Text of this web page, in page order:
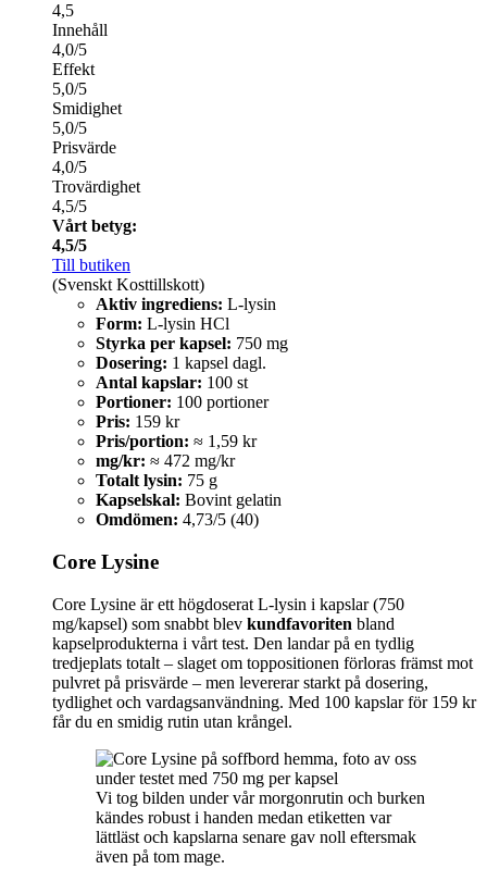
4,5
Innehåll
4,0/5
Effekt
5,0/5
Smidighet
5,0/5
Prisvärde
4,0/5
Trovärdighet
4,5/5
Vårt betyg:
4,5/5
Till butiken
(Svenskt Kosttillskott)
Aktiv ingrediens: L-lysin
Form: L-lysin HCl
Styrka per kapsel: 750 mg
Dosering: 1 kapsel dagl.
Antal kapslar: 100 st
Portioner: 100 portioner
Pris: 159 kr
Pris/portion: ≈ 1,59 kr
mg/kr: ≈ 472 mg/kr
Totalt lysin: 75 g
Kapselskal: Bovint gelatin
Omdömen: 4,73/5 (40)
Core Lysine
Core Lysine är ett högdoserat L-lysin i kapslar (750
mg/kapsel) som snabbt blev kundfavoriten bland
kapselprodukterna i vårt test. Den landar på en tydlig
tredjeplats totalt – slaget om toppositionen förloras främst mot
pulvret på prisvärde – men levererar starkt på dosering,
tydlighet och vardagsanvändning. Med 100 kapslar för 159 kr
får du en smidig rutin utan krångel.
Vi tog bilden under vår morgonrutin och burken
kändes robust i handen medan etiketten var
lättläst och kapslarna senare gav noll eftersmak
även på tom mage.